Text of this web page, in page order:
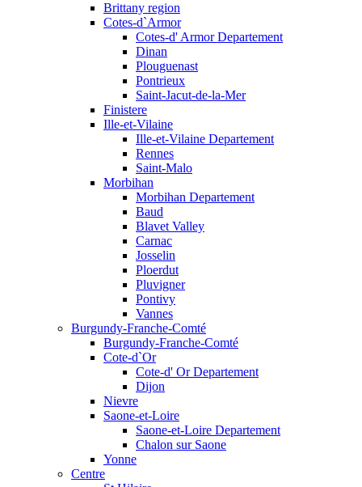
Brittany region
Cotes-d`Armor
Cotes-d' Armor Departement
Dinan
Plouguenast
Pontrieux
Saint-Jacut-de-la-Mer
Finistere
Ille-et-Vilaine
Ille-et-Vilaine Departement
Rennes
Saint-Malo
Morbihan
Morbihan Departement
Baud
Blavet Valley
Carnac
Josselin
Ploerdut
Pluvigner
Pontivy
Vannes
Burgundy-Franche-Comté
Burgundy-Franche-Comté
Cote-d`Or
Cote-d' Or Departement
Dijon
Nievre
Saone-et-Loire
Saone-et-Loire Departement
Chalon sur Saone
Yonne
Centre